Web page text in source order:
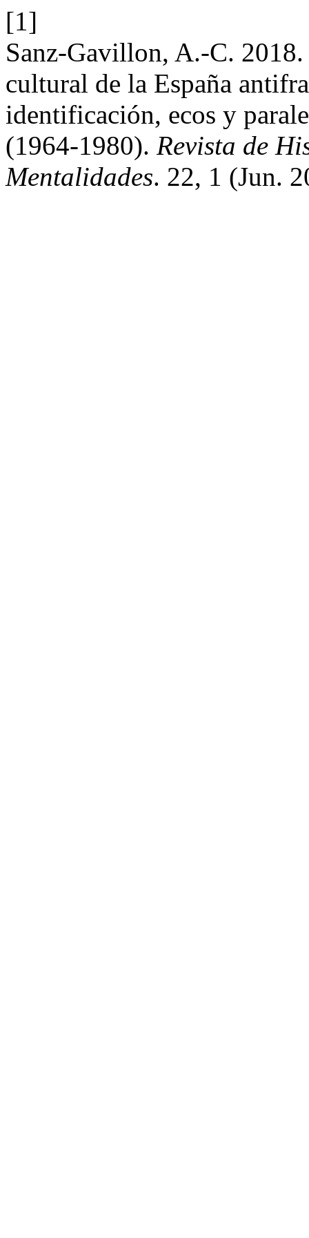
[1]
Sanz-Gavillon, A.-C.
cultural de la España
identificación, ecos y
(1964-1980). Revista de
Mentalidades. 22, 1 (Jun.